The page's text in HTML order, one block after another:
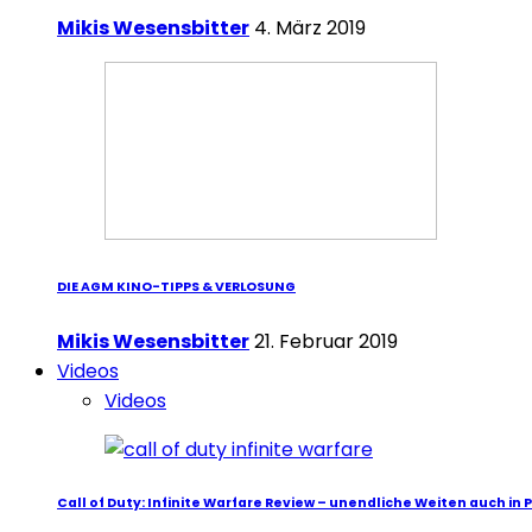
Mikis Wesensbitter 4. März 2019
DIE AGM KINO-TIPPS & VERLOSUNG
Mikis Wesensbitter21. Februar 2019
Videos
Videos
Call of Duty: Infinite Warfare Review – unendliche Weiten auch in